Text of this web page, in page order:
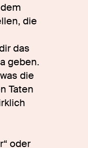
die
das
geben.
die
Taten
oder